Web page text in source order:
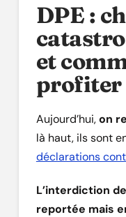
DPE :
et
profiter
Aujourd’hui,on
là haut, ils sont
déclarations
L’interdiction
reportée mais